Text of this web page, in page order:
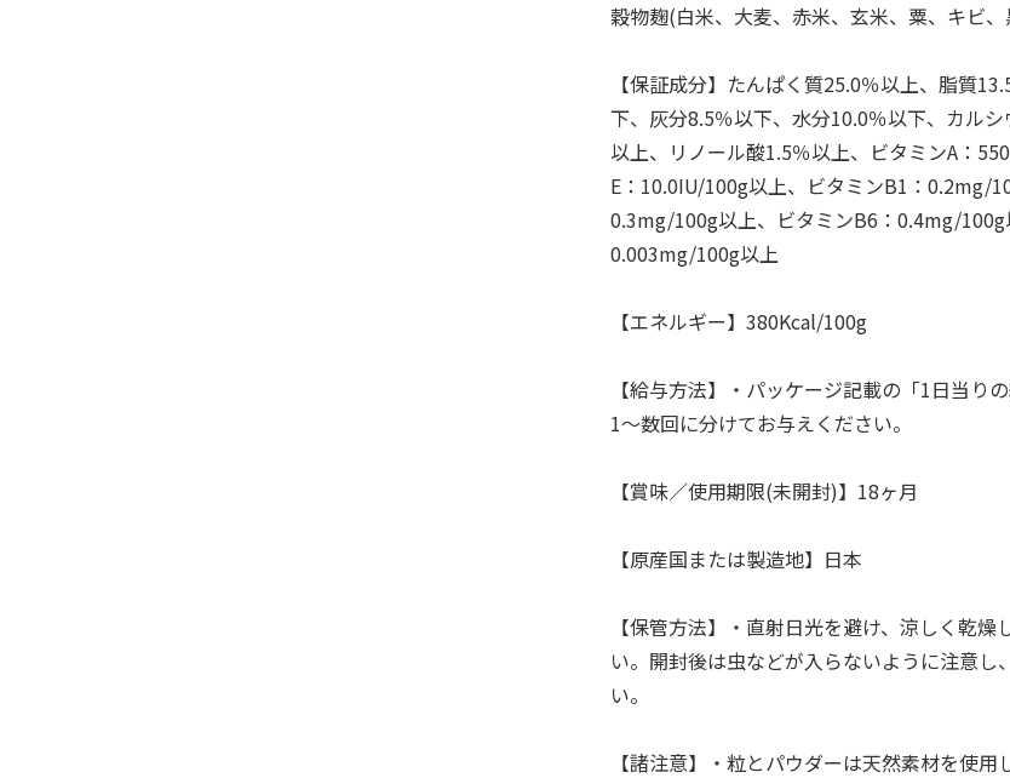
穀物麹(白米、大麦、赤米、玄米、粟、キビ
【保証成分】たんぱく質25.0％以上、脂質
下、灰分8.5％以下、水分10.0％以下、カル
以上、リノール酸1.5％以上、ビタミンA：
E：10.0IU/100g以上、ビタミンB1：0.2mg/
0.3mg/100g以上、ビタミンB6：0.4mg/100g
0.003mg/100g以上
【エネルギー】380Kcal/100g
【給与方法】・パッケージ記載の「1日当り
1～数回に分けてお与えください。
【賞味／使用期限(未開封)】18ヶ月
【原産国または製造地】日本
【保管方法】・直射日光を避け、涼しく乾
い。開封後は虫などが入らないように注意し
い。
【諸注意】・粒とパウダーは天然素材を使